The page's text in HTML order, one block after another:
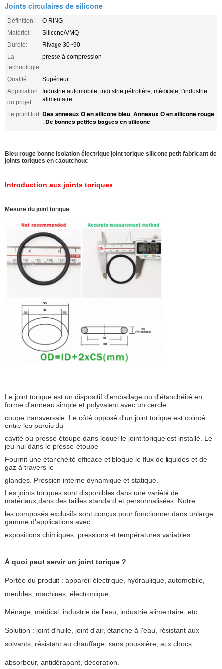
Joints circulaires de silicone
Définition:
O RING
Matériel:
Silicone/VMQ
Dureté:
Rivage 30~90
La
technologie:
presse à compression
Qualité:
Supérieur
Application
du projet:
Industrie automobile, industrie pétrolière, médicale, l'industrie
alimentaire
Le point fort: Des anneaux O en silicone bleu, Anneaux O en silicone rouge
, De bonnes petites bagues en silicone
Bleu rouge bonne isolation électrique joint torique silicone petit fabricant de
joints toriques en caoutchouc
Introduction aux joints toriques
Mesure du joint torique
Le joint torique est un dispositif d'emballage ou d'étanchéité en
forme d'anneau simple et polyvalent avec un cercle
coupe transversale. Le côté opposé d'un joint torique est coincé
entre les parois du
cavité ou presse-étoupe dans lequel le joint torique est installé. Le
jeu nul dans le presse-étoupe
Fournit une étanchéité efficace et bloque le flux de liquides et de
gaz à travers le
glandes. Pression interne dynamique et statique.
Les joints toriques sont disponibles dans une variété de
matériaux,dans des tailles standard et personnalisées. Notre
les composés exclusifs sont conçus pour fonctionner dans unlarge
gamme d'applications avec
expositions chimiques, pressions et températures variables.
À quoi peut servir un joint torique ?
Portée du produit : appareil électrique, hydraulique, automobile,
meubles, machines, électronique,
Ménage, médical, industrie de l'eau, industrie alimentaire, etc.
Solution : joint d'huile, joint d'air, étanche à l'eau, résistant aux
solvants, résistant au chauffage, sans poussière, aux chocs
absorbeur, antidérapant, décoration.